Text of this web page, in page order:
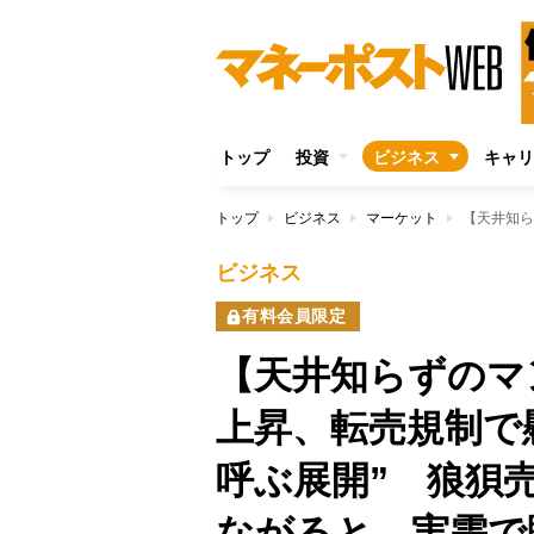
トップ 投資 ビジネス キャ
トップ ビジネス マーケット
ビジネス
有料会員限定
【天井知らずの
上昇、転売規制
呼ぶ展開” 狼狽